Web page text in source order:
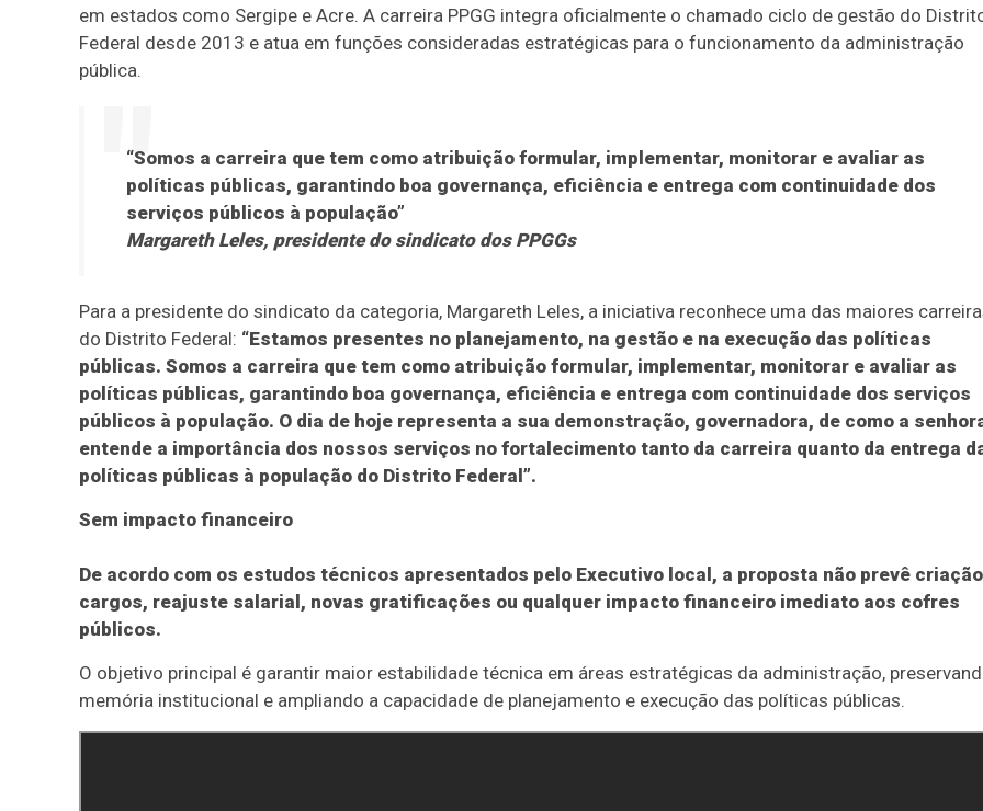
em estados como Sergipe e Acre. A carreira PPGG integra oficialmente o chamado ciclo de gestão do
Federal desde 2013 e atua em funções consideradas estratégicas para o funcionamento da administração
pública.
“Somos a carreira que tem como atribuição formular, implementar, monitorar e avaliar as
políticas públicas, garantindo boa governança, eficiência e entrega com continuidade dos
serviços públicos à população”
Margareth Leles, presidente do sindicato dos PPGGs
Para a presidente do sindicato da categoria, Margareth Leles, a iniciativa reconhece uma das maiores
do Distrito Federal: “Estamos presentes no planejamento, na gestão e na execução das políticas
públicas. Somos a carreira que tem como atribuição formular, implementar, monitorar e avaliar as
políticas públicas, garantindo boa governança, eficiência e entrega com continuidade dos serviços
públicos à população. O dia de hoje representa a sua demonstração, governadora, de como a
entende a importância dos nossos serviços no fortalecimento tanto da carreira quanto da entrega
políticas públicas à população do Distrito Federal”.
Sem impacto financeiro
De acordo com os estudos técnicos apresentados pelo Executivo local, a proposta não prevê
cargos, reajuste salarial, novas gratificações ou qualquer impacto financeiro imediato aos cofres
públicos.
O objetivo principal é garantir maior estabilidade técnica em áreas estratégicas da administração,
memória institucional e ampliando a capacidade de planejamento e execução das políticas públicas.